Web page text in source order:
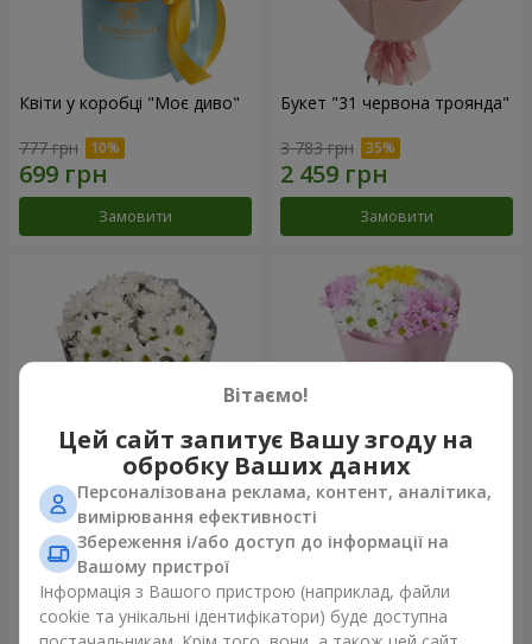
Квіти у коробці "Моє диво"
777 грн
Замовити
Букет "31 червона троянда"
3 783 грн
Замовити
Букет "Кіото" з 5 білих
хризантем
999 грн
Замовити
Букет "Пори року"
Замовити
Вітаємо!
Цей сайт запитує Вашу згоду на
обробку Ваших даних
Персоналізована реклама, контент, аналітика,
вимірювання ефективності
Збереження і/або доступ до інформації на
Вашому пристрої
Інформація з Вашого пристрою (наприклад, файли
cookie та унікальні ідентифікатори) буде доступна